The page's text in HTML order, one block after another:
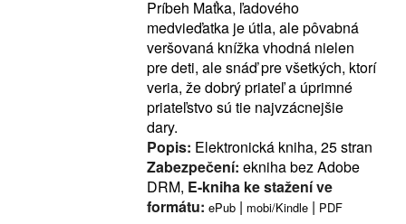
Príbeh Maťka, ľadového
medvieďatka je útla, ale pôvabná
veršovaná knížka vhodná nielen
pre deti, ale snáď pre všetkých, ktorí
veria, že dobrý priateľ a úprimné
priateľstvo sú tie najvzácnejšie
dary.
Popis: Elektronická kniha, 25 stran
Zabezpečení: ekniha bez Adobe
DRM, E-kniha ke stažení ve
formátu: ePub | mobi/Kindle | PDF